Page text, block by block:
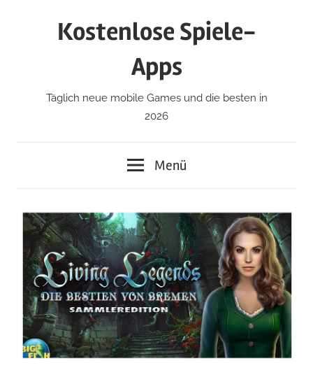
Kostenlose Spiele-
Apps
Täglich neue mobile Games und die besten in
2026
Menü